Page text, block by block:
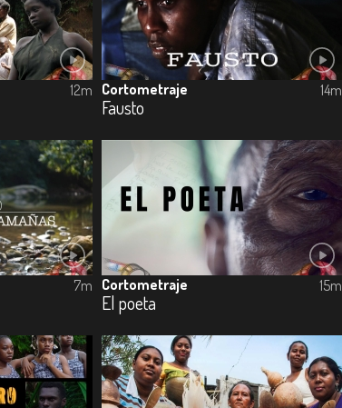
12m Cortometraje
Fausto
14m
7m Cortometraje
El poeta
15m